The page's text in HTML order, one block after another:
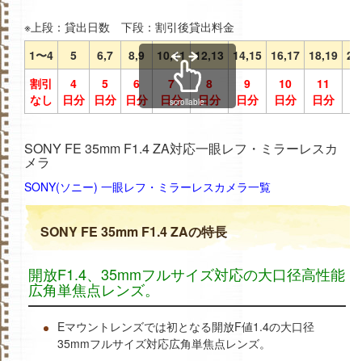
※上段：貸出日数 下段：割引後貸出料金
1〜4
5 6,7 8,9 10,11 12,13 14,15 16,17 18,19
割引
なし
4
日分
5
日分
6
日分
7
日分
8
日分
9
日分
10
日分
11
日分
scrollable
SONY FE 35mm F1.4 ZA対応一眼レフ・ミラーレスカ
メラ
SONY(ソニー) 一眼レフ・ミラーレスカメラ一覧
SONY FE 35mm F1.4 ZAの特長
開放F1.4、35mmフルサイズ対応の大口径高性能
広角単焦点レンズ。
Eマウントレンズでは初となる開放F値1.4の大口径
35mmフルサイズ対応広角単焦点レンズ。